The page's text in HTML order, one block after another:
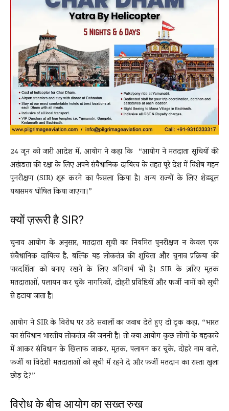
24 जून को जारी आदेश में, आयोग ने कहा कि “आयोग ने मतदाता सूचियों की
अखंडता की रक्षा के लिए अपने संवैधानिक दायित्व के तहत पूरे देश में विशेष गहन
पुनरीक्षण (SIR) शुरू करने का फैसला किया है। अन्य राज्यों के लिए शेड्यूल
यथासमय घोषित किया जाएगा।”
क्यों ज़रूरी है SIR?
चुनाव आयोग के अनुसार, मतदाता सूची का नियमित पुनरीक्षण न केवल एक
संवैधानिक दायित्व है, बल्कि यह लोकतंत्र की शुचिता और चुनाव प्रक्रिया की
पारदर्शिता को बनाए रखने के लिए अनिवार्य भी है। SIR के ज़रिए मृतक
मतदाताओं, पलायन कर चुके नागरिकों, दोहरी प्रविष्टियों और फर्जी नामों को सूची
से हटाया जाता है।
आयोग ने SIR के विरोध पर उठे सवालों का जवाब देते हुए दो टूक कहा, “भारत
का संविधान भारतीय लोकतंत्र की जननी है। तो क्या आयोग कुछ लोगों के बहकावे
में आकर संविधान के खिलाफ जाकर, मृतक, पलायन कर चुके, दोहरे नाम वाले,
फर्जी या विदेशी मतदाताओं को सूची में रहने दे और फर्जी मतदान का रास्ता खुला
छोड़ दे?”
विरोध के बीच आयोग का सख्त रुख